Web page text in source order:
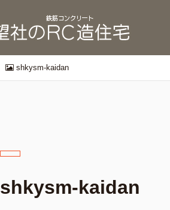
shkysm-kaidan
shkysm-kaidan